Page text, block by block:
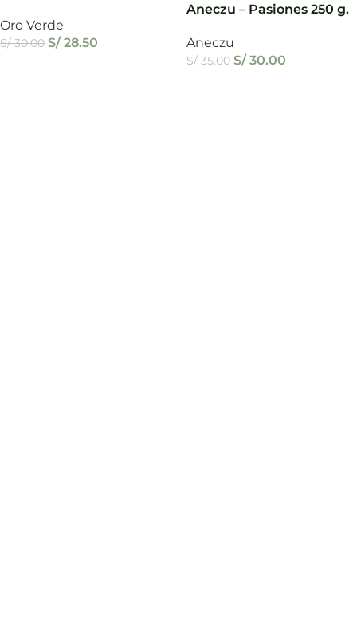
Oro Verde
S/30.00 S/ 28.50
Aneczu – Pasiones 250 g.
Aneczu
S/35.00 S/30.00